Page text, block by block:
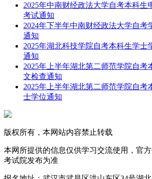
2025年中南财经政法大学自考本科生
考试通知
2024年下半年中南财经政法大学自考
通知
2025年湖北科技学院自考本科生学士
通知
2025年上半年湖北第二师范学院自考
文检查通知
2025年上半年湖北第二师范学院自考
士学位通知
版权所有，本网站内容禁止转载
本网所提供的信息仅供学习交流使用，官
考试院发布为准